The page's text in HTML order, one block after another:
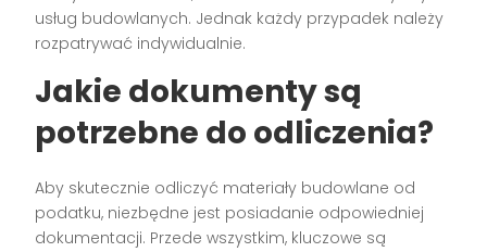
usług budowlanych. Jednak każdy przypadek należy
rozpatrywać indywidualnie.
Jakie dokumenty są
potrzebne do odliczenia?
Aby skutecznie odliczyć materiały budowlane od
podatku, niezbędne jest posiadanie odpowiedniej
dokumentacji. Przede wszystkim, kluczowe są